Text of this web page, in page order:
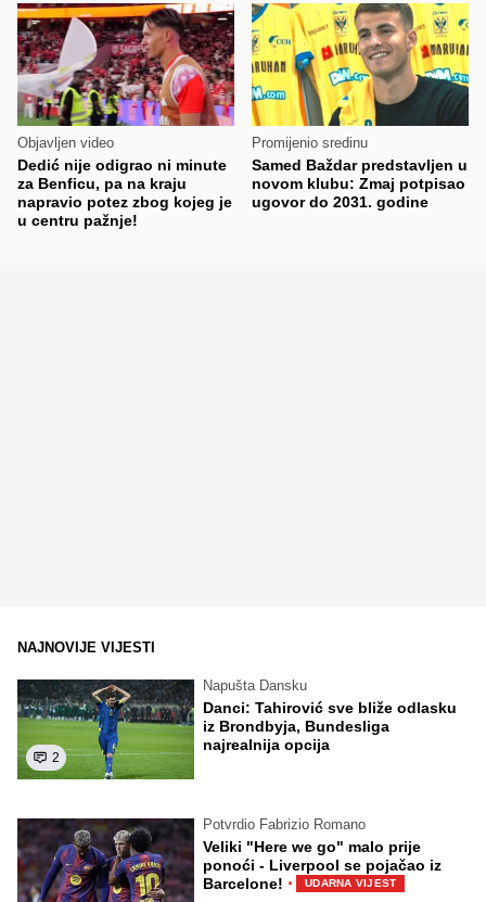
Objavljen video
Dedić nije odigrao ni minute
za Benficu, pa na kraju
napravio potez zbog kojeg je
u centru pažnje!
Promijenio sredinu
Samed Baždar predstavljen u
novom klubu: Zmaj potpisao
ugovor do 2031. godine
NAJNOVIJE VIJESTI
2
Napušta Dansku
Danci: Tahirović sve bliže odlasku
iz Brondbyja, Bundesliga
najrealnija opcija
Potvrdio Fabrizio Romano
Veliki "Here we go" malo prije
ponoći - Liverpool se pojačao iz
Barcelone! · UDARNA VIJEST